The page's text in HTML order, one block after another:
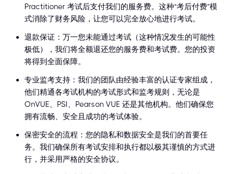
Practitioner 考试后支付我们的服务费。这种“考后付费”模
式消除了财务风险，让您可以完全放心地进行考试。
退款保证：万一您未能通过考试（这种情况发生的可能性
极低），我们将全额退还您的服务费和考试费。您的投资
将得到全面保障。
专业监考支持：我们的团队由经验丰富的认证专家组成，
他们精通各考试机构的考试形式和监考规则，无论是
OnVUE、PSI、Pearson VUE 还是其他机构。他们确保您
拥有流畅、安全且成功的考试体验。
保密安全的流程：您的隐私和数据安全是我们的首要任
务。我们确保所有考试安排和执行都以极其谨慎的方式进
行，并采用严格的安全协议。